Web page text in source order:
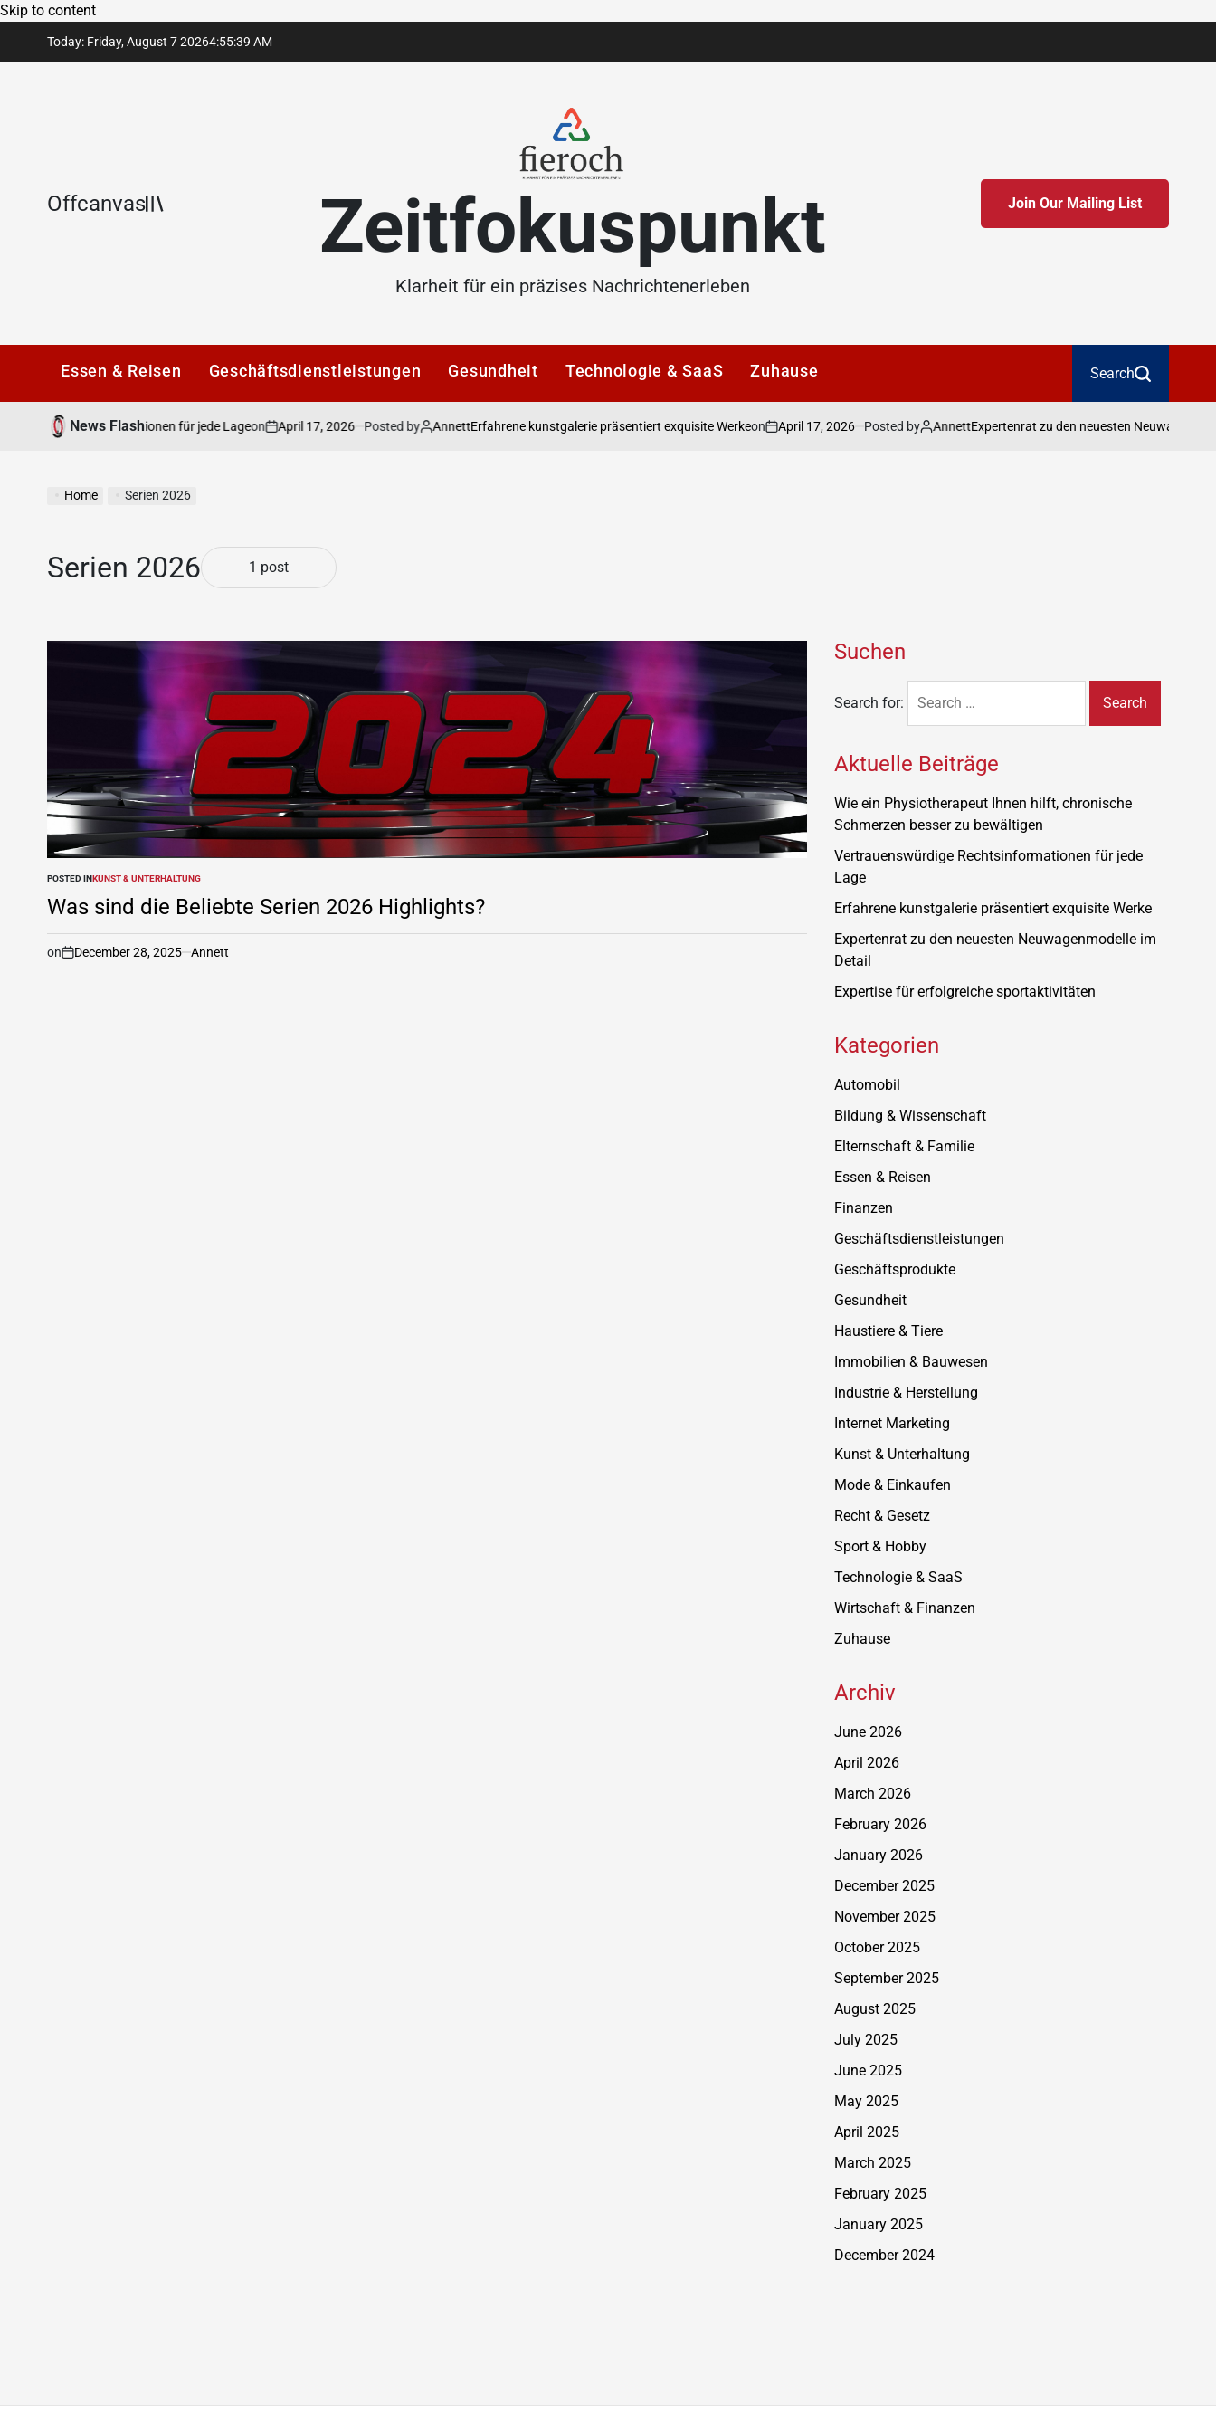
Skip to content
Today: Friday, August 7 20264:55:39 AM
Offcanvas Zeitfokuspunkt
Klarheit für ein präzises Nachrichtenerleben
Join Our Mailing List
Essen & Reisen Geschäftsdienstleistungen Gesundheit Technologie & SaaS Zuhause Search
News Flash
Rechtsinformationen für jede Lage on April 17, 2026 Posted by AnnettErfahrene kunstgalerie präsentiert exquisite Werkeon April 17, 2026 Posted by AnnettExpertenrat zu den neuesten
Home Serien 2026
Serien 2026 1 post
POSTED INKUNST & UNTERHALTUNG
Was sind die Beliebte Serien 2026 Highlights?
on December 28, 2025 Annett
Suchen
Search for:
Aktuelle Beiträge
Wie ein Physiotherapeut Ihnen hilft, chronische
Schmerzen besser zu bewältigen
Vertrauenswürdige Rechtsinformationen für jede
Lage
Erfahrene kunstgalerie präsentiert exquisite Werke
Expertenrat zu den neuesten Neuwagenmodelle im
Detail
Expertise für erfolgreiche sportaktivitäten
Kategorien
Automobil
Bildung & Wissenschaft
Elternschaft & Familie
Essen & Reisen
Finanzen
Geschäftsdienstleistungen
Geschäftsprodukte
Gesundheit
Haustiere & Tiere
Immobilien & Bauwesen
Industrie & Herstellung
Internet Marketing
Kunst & Unterhaltung
Mode & Einkaufen
Recht & Gesetz
Sport & Hobby
Technologie & SaaS
Wirtschaft & Finanzen
Zuhause
Archiv
June 2026
April 2026
March 2026
February 2026
January 2026
December 2025
November 2025
October 2025
September 2025
August 2025
July 2025
June 2025
May 2025
April 2025
March 2025
February 2025
January 2025
December 2024